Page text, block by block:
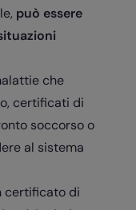
può essere
che
certificati di
soccorso o
al sistema
certificato di